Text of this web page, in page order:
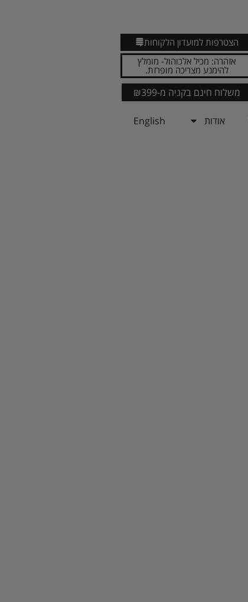
הצטרפות למועדון הלקוחות
אזהרה: מכיל אלכוהול- מומלץ
להימנע מצריכה מופרזת.
משלוח חינם בקניה מ-₪399
אודות English